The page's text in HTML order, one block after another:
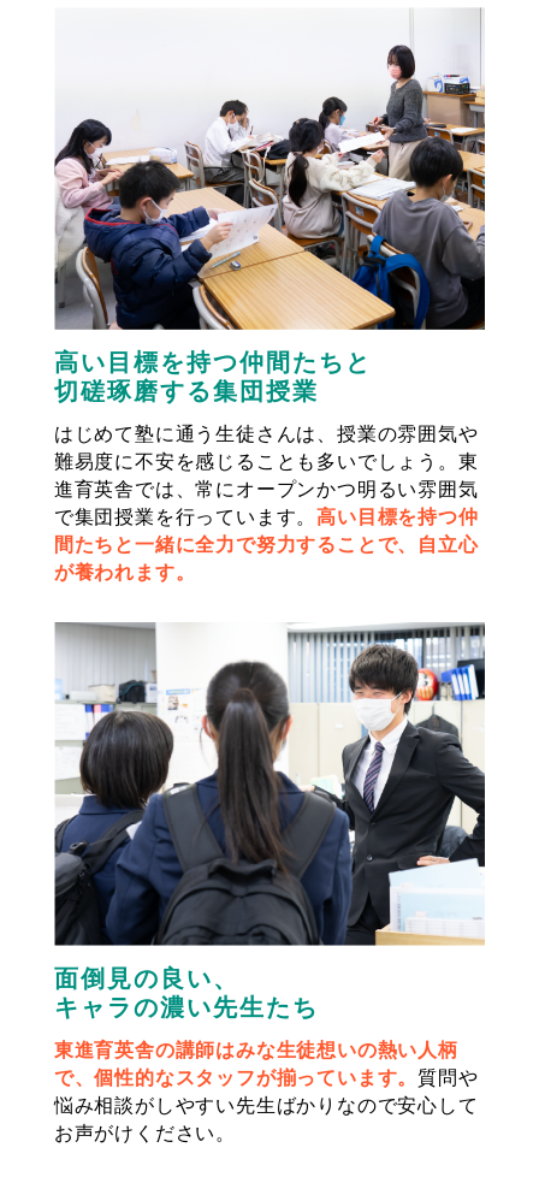
高い目標を持つ仲間たちと
切磋琢磨する集団授業
はじめて塾に通う生徒さんは、授業の雰囲気や
難易度に不安を感じることも多いでしょう。東
進育英舎では、常にオープンかつ明るい雰囲気
で集団授業を行っています。高い目標を持つ仲
間たちと一緒に全力で努力することで、自立心
が養われます。
面倒見の良い、
キャラの濃い先生たち
東進育英舎の講師はみな生徒想いの熱い人柄
で、個性的なスタッフが揃っています。 質問や
悩み相談がしやすい先生ばかりなので安心して
お声がけください。